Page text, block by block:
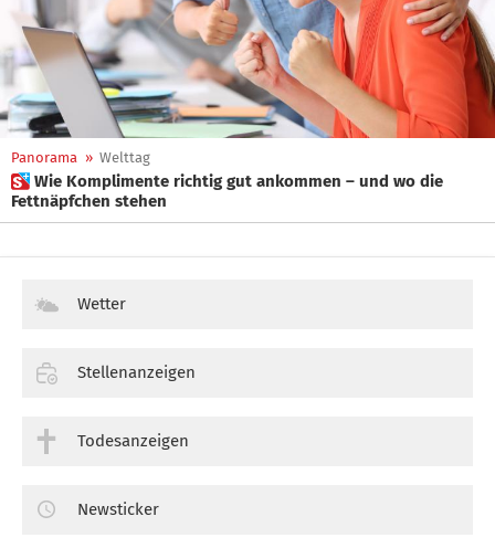
Panorama » Welttag
 Wie Komplimente richtig gut ankommen – und wo die
Fettnäpfchen stehen
Wetter
Stellenanzeigen
Todesanzeigen
Newsticker